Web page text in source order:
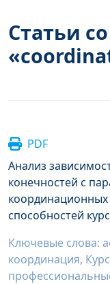
Статьи
PDF
Анализ
конечностей с
способностей
Ключевые слова:
координация,